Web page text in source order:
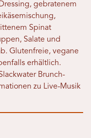
gebratenem
Spinat
Salate und
Glutenfreie, vegane
erhältlich.
Brunch-
zu Live-Musik